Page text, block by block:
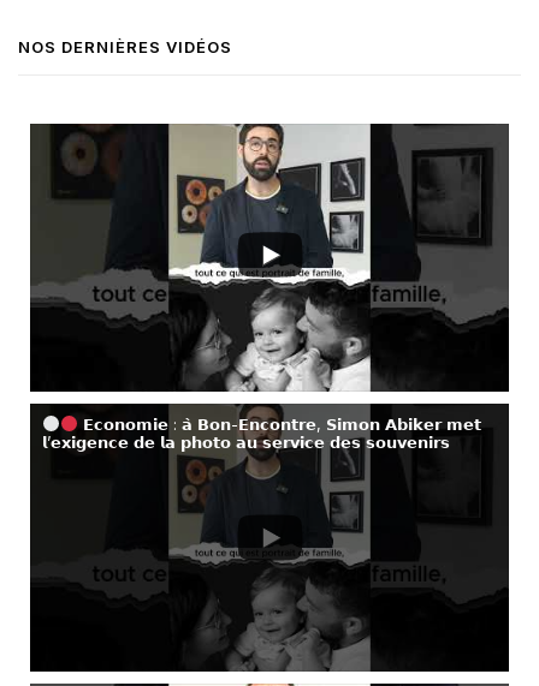
NOS DERNIÈRES VIDÉOS
𝗘𝗰𝗼𝗻𝗼𝗺𝗶𝗲 : 𝗮̀ 𝗕𝗼𝗻-𝗘𝗻𝗰𝗼𝗻𝘁𝗿𝗲, 𝗦𝗶𝗺𝗼𝗻 𝗔𝗯𝗶𝗸𝗲𝗿 𝗺𝗲𝘁
𝗹’𝗲𝘅𝗶𝗴𝗲𝗻𝗰𝗲 𝗱𝗲 𝗹𝗮 𝗽𝗵𝗼𝘁𝗼 𝗮𝘂 𝘀𝗲𝗿𝘃𝗶𝗰𝗲 𝗱𝗲𝘀 𝘀𝗼𝘂𝘃𝗲𝗻𝗶𝗿𝘀